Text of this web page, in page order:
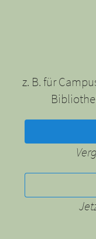
z. B. für